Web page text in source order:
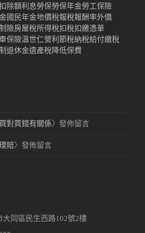
除額利息勞保勞保年金勞工保險
國民年金地價稅報稅報酬率外僑
險房屋稅所得稅扣稅扣繳憑單
保險溫世仁營利節稅納稅給付繳稅
退休金遺產稅 降低保費
對買錯有關係〉發佈留言
賠〉發佈留言
大同區民生西路102號2樓